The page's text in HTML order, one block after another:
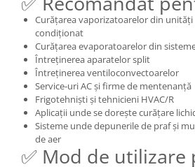
Curățarea vaporizatoarelor din
condiționat
Curățarea evaporatoarelor din
Întreținerea aparatelor split
Întreținerea ventiloconvectoarelor
Service-uri AC și firme de mentenanță
Frigotehniști și tehnicieni HVAC/R
Aplicații unde se dorește curățare
Sisteme unde depunerile de praf și
de aer
✅ Mod de utilizare